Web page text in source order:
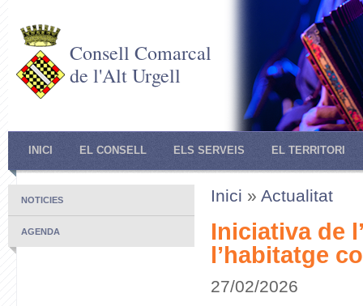
Consell Comarcal
de l'Alt Urgell
INICI EL CONSELL ELS SERVEIS EL TERRITORI
NOTICIES
AGENDA
Inici » Actualitat
Iniciativa de
l’habitatge
27/02/2026